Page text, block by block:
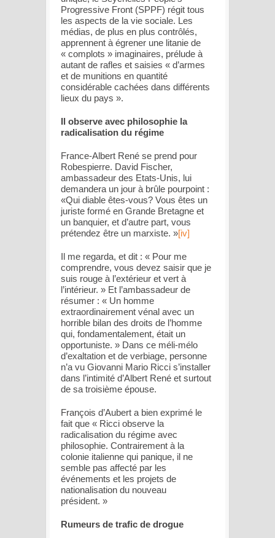
Progressive Front (SPPF) régit tous
les aspects de la vie sociale. Les
médias, de plus en plus contrôlés,
apprennent à égrener une litanie de
« complots » imaginaires, prélude à
autant de rafles et saisies « d’armes
et de munitions en quantité
considérable cachées dans différents
lieux du pays ».
Il observe avec philosophie la
radicalisation du régime
France-Albert René se prend pour
Robespierre. David Fischer,
ambassadeur des Etats-Unis, lui
demandera un jour à brûle pourpoint :
«Qui diable êtes-vous? Vous êtes un
juriste formé en Grande Bretagne et
un banquier, et d’autre part, vous
prétendez être un marxiste. »[iv]
Il me regarda, et dit : « Pour me
comprendre, vous devez saisir que je
suis rouge à l’extérieur et vert à
l’intérieur. » Et l’ambassadeur de
résumer : « Un homme
extraordinairement vénal avec un
horrible bilan des droits de l’homme
qui, fondamentalement, était un
opportuniste. » Dans ce méli-mélo
d’exaltation et de verbiage, personne
n’a vu Giovanni Mario Ricci s’installer
dans l’intimité d’Albert René et surtout
de sa troisième épouse.
François d’Aubert a bien exprimé le
fait que « Ricci observe la
radicalisation du régime avec
philosophie. Contrairement à la
colonie italienne qui panique, il ne
semble pas affecté par les
événements et les projets de
nationalisation du nouveau
président. »
Rumeurs de trafic de drogue